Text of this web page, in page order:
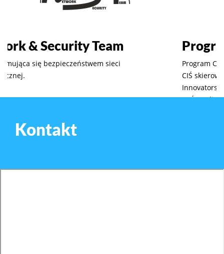
Program CIŚ-500
Program CIŚ-500 powstał dzięki specjalnej ofercie NCBJ /
CIŚ skierowanej do absolwentów Programu Top 500
(CIŚ) realizując misję prowadzenia badań naukowych i
Kontakt